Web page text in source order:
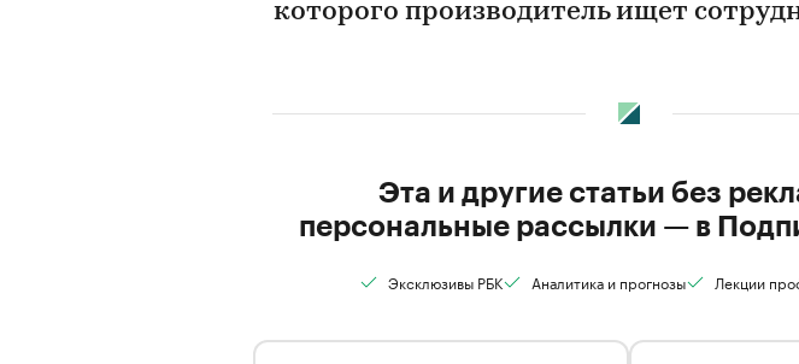
которого производитель ищет
Эта и другие статьи без
персональные рассылки — в
Эксклюзивы РБК Аналитика и прогнозы Лекции